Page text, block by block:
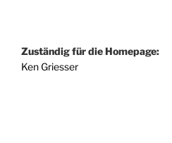
Zuständig für die Homepage:
Ken Griesser